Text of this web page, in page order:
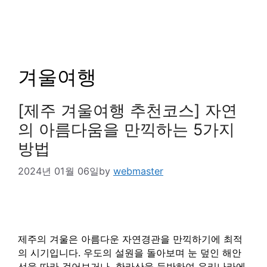
겨울여행
[제주 겨울여행 추천코스] 자연
의 아름다움을 만끽하는 5가지
방법
2024년 01월 06일by webmaster
제주의 겨울은 아름다운 자연경관을 만끽하기에 최적
의 시기입니다. 우도의 설원을 돌아보며 눈 덮인 해안